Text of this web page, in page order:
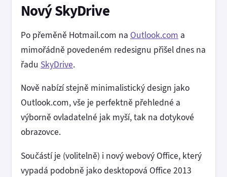
Nový SkyDrive
Po přeměně Hotmail.com na Outlook.com a
mimořádně povedeném redesignu přišel dnes na
řadu SkyDrive.
Nově nabízí stejně minimalistický design jako
Outlook.com, vše je perfektně přehledné a
výborně ovladatelné jak myší, tak na dotykové
obrazovce.
Součástí je (volitelně) i nový webový Office, který
vypadá podobně jako desktopová Office 2013